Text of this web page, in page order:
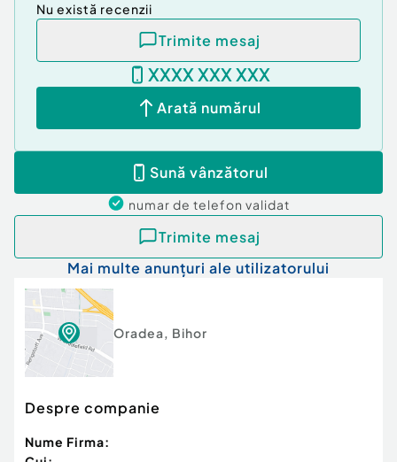
Nu există recenzii
Trimite mesaj
XXXX XXX XXX
Arată numărul
Sună vânzătorul
numar de telefon validat
Trimite mesaj
Mai multe anunțuri ale utilizatorului
Oradea, Bihor
Despre companie
Nume Firma: